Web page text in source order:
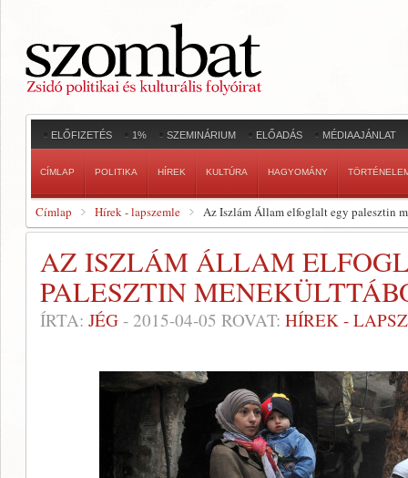
ELŐFIZETÉS 1% SZEMINÁRIUM ELŐADÁS MÉDIAAJÁNLAT
CÍMLAP POLITIKA HÍREK KULTÚRA HAGYOMÁNY
Címlap Hírek - lapszemle Az Iszlám Állam elfoglalt egy palesztin
AZ ISZLÁM ÁLLAM
PALESZTIN
ÍRTA: JÉG - 2015-04-05 ROVAT: HÍREK -